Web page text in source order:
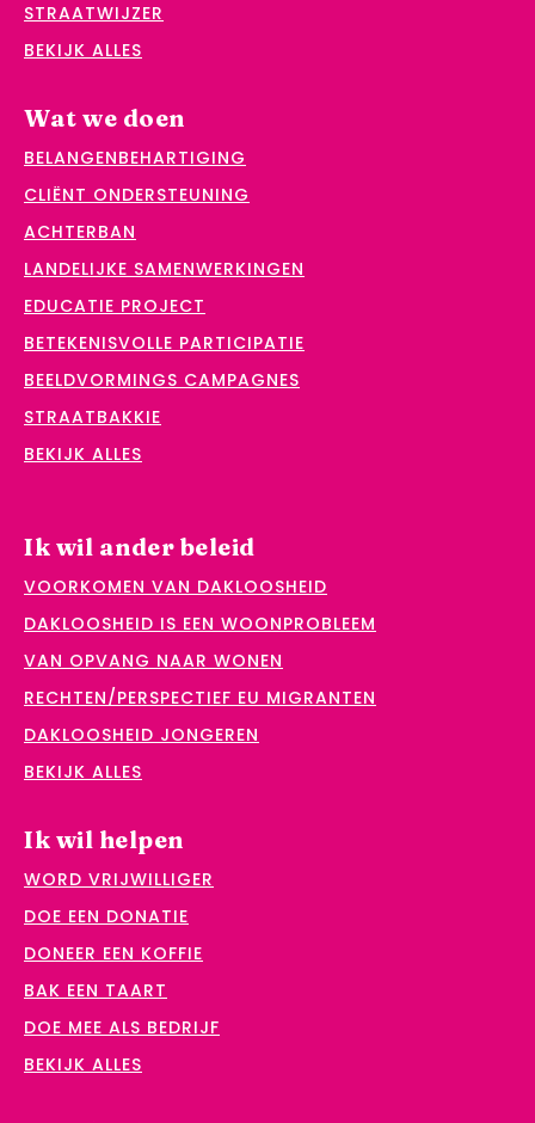
STRAATWIJZER
BEKIJK ALLES
Wat we doen
BELANGENBEHARTIGING
CLIËNT ONDERSTEUNING
ACHTERBAN
LANDELIJKE SAMENWERKINGEN
EDUCATIE PROJECT
BETEKENISVOLLE PARTICIPATIE
BEELDVORMINGS CAMPAGNES
STRAATBAKKIE
BEKIJK ALLES
Ik wil ander beleid
VOORKOMEN VAN DAKLOOSHEID
DAKLOOSHEID IS EEN WOONPROBLEEM
VAN OPVANG NAAR WONEN
RECHTEN/PERSPECTIEF EU MIGRANTEN
DAKLOOSHEID JONGEREN
BEKIJK ALLES
Ik wil helpen
WORD VRIJWILLIGER
DOE EEN DONATIE
DONEER EEN KOFFIE
BAK EEN TAART
DOE MEE ALS BEDRIJF
BEKIJK ALLES